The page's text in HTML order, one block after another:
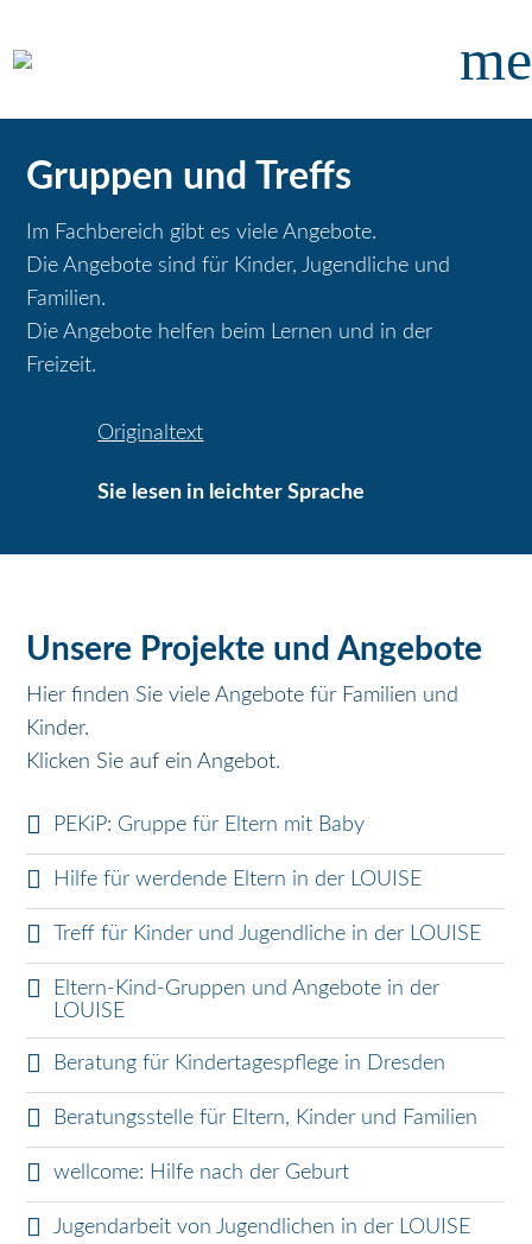
Gruppen und Treffs
Im Fachbereich gibt es viele Angebote.
Die Angebote sind für Kinder, Jugendliche und
Familien.
Die Angebote helfen beim Lernen und in der
Freizeit.
Originaltext
Sie lesen in leichter Sprache
Unsere Projekte und Angebote
Hier finden Sie viele Angebote für Familien und
Kinder.
Klicken Sie auf ein Angebot.
N
v
g
a
t
PEKiP: Gruppe für Eltern mit Baby
Hilfe für werdende Eltern in der LOUISE
Treff für Kinder und Jugendliche in der LOUISE
Eltern-Kind-Gruppen und Angebote in der
LOUISE
Beratung für Kindertagespflege in Dresden
Beratungsstelle für Eltern, Kinder und Familien
wellcome: Hilfe nach der Geburt
Jugendarbeit von Jugendlichen in der LOUISE